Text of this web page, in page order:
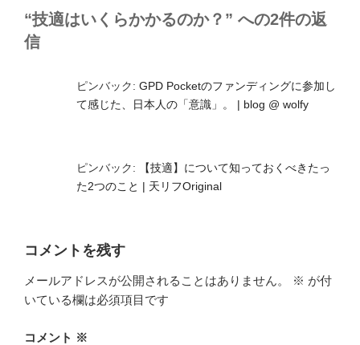
“技適はいくらかかるのか？” への2件の返
信
ピンバック: GPD Pocketのファンディングに参加し
て感じた、日本人の「意識」。 | blog @ wolfy
ピンバック:
【技適】について知っておくべきたっ
た2つのこと | 天リフOriginal
コメントを残す
メールアドレスが公開されることはありません。 ※ が付
いている欄は必須項目です
コメント ※